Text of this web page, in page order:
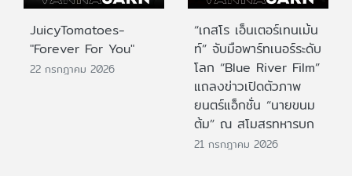
JuicyTomatoes-
"Forever For You"
22 กรกฎาคม 2026
“เกสโร เอ็นเตอร์เทนเม้น
ท์” จับมือพาร์ทเนอร์ระดับ
โลก “Blue River Film”
แถลงข่าวเปิดตัวภาพ
ยนตร์แอ็กชั่น “นายขนม
ต้ม” ณ สโมสรทหารบก
21 กรกฎาคม 2026